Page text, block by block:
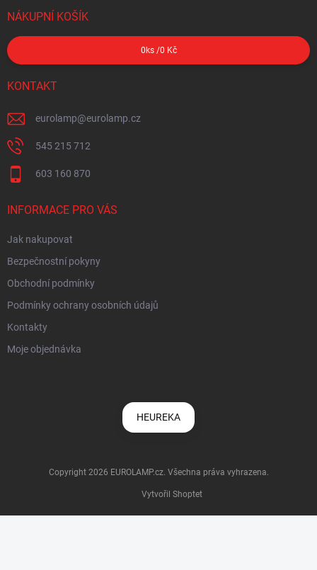
NÁKUPNÍ KOŠÍK
0 ks /0 Kč
KONTAKT
eurolamp@eurolamp.cz
545 215 712
603 160 870
INFORMACE PRO VÁS
Jak nakupovat
Bezpečnostní pokyny
Obchodní podmínky
Podmínky ochrany osobních údajů
Kontakty
Moje objednávka
HEUREKA
Vytvořil Shoptet
Copyright 2026 EUROLAMP.cz. Všechna práva vyhrazena.